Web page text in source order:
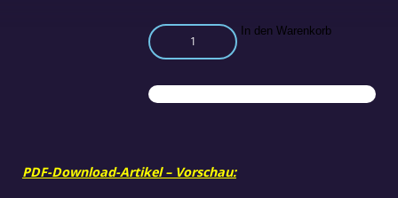
Gespaltene
Physik
die
alternative
In den Warenkorb
PDF-Download-Artikel – Vorschau: